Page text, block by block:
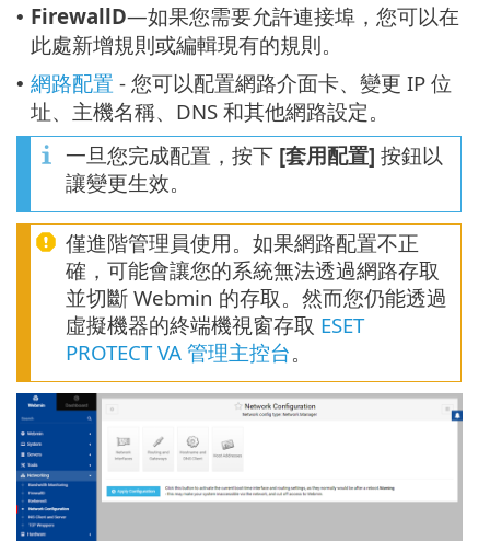
• FirewallD—如果您需要允許連接埠，您可以在
此處新增規則或編輯現有的規則。
• 網路配置 - 您可以配置網路介面卡、變更 IP 位
址、主機名稱、DNS 和其他網路設定。
一旦您完成配置，按下 [套用配置] 按鈕以
讓變更生效。
僅進階管理員使用。如果網路配置不正
確，可能會讓您的系統無法透過網路存取
並切斷 Webmin 的存取。然而您仍能透過
虛擬機器的終端機視窗存取 ESET
PROTECT VA 管理主控台。